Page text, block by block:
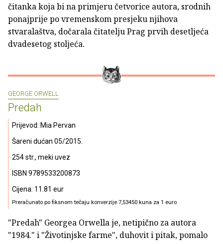
čitanka koja bi na primjeru četvorice autora, srodnih
ponajprije po vremenskom presjeku njihova
stvaralaštva, dočarala čitatelju Prag prvih desetljeća
dvadesetog stoljeća.
GEORGE ORWELL
Predah
Prijevod: Mia Pervan
Šareni dućan 05/2015.
254 str., meki uvez
ISBN 9789533200873
Cijena: 11.81 eur
Preračunato po fiksnom tečaju konverzije 7,53450 kuna za 1 euro
"Predah" Georgea Orwella je, netipično za autora
"1984." i "Životinjske farme", duhovit i pitak, pomalo